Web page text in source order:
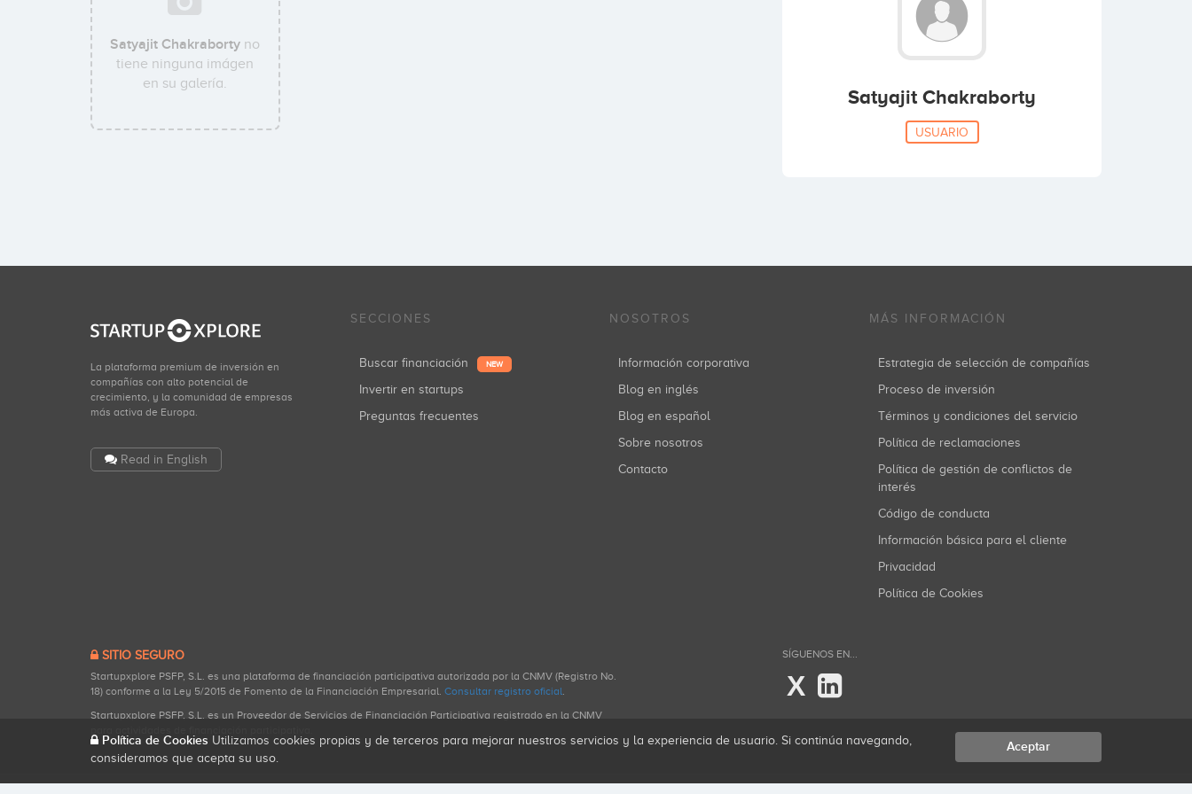
Satyajit Chakraborty no
tiene ninguna imágen
en su galería.
Satyajit Chakraborty
USUARIO
La plataforma premium de inversión en
compañías con alto potencial de
crecimiento, y la comunidad de empresas
más activa de Europa.
Read in English
SECCIONES
Buscar financiación NEW
Invertir en startups
Preguntas frecuentes
NOSOTROS
Información corporativa
Blog en inglés
Blog en español
Sobre nosotros
Contacto
MÁS INFORMACIÓN
Estrategia de selección de compañías
Proceso de inversión
Términos y condiciones del servicio
Política de reclamaciones
Política de gestión de conflictos de
interés
Código de conducta
Información básica para el cliente
Privacidad
Política de Cookies
SITIO SEGURO
Startupxplore PSFP, S.L. es una plataforma de financiación participativa autorizada por la CNMV (Registro No.
18) conforme a la Ley 5/2015 de Fomento de la Financiación Empresarial. Consultar registro oficial.
Startupxplore PSFP, S.L. es un Proveedor de Servicios de Financiación Participativa registrado en la CNMV
SÍGUENOS EN...
X
Política de Cookies Utilizamos cookies propias y de terceros para mejorar nuestros servicios y la experiencia de usuario. Si continúa navegando,
consideramos que acepta su uso.
Aceptar